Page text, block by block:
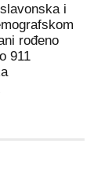
i
rođeno
911